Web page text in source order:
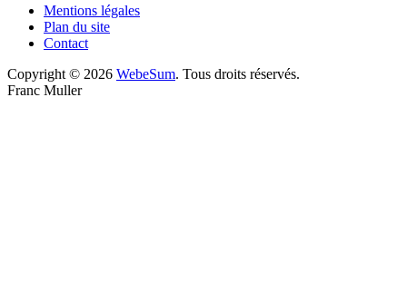
Mentions légales
Plan du site
Contact
Copyright © 2026 WebeSum. Tous droits réservés.
Franc Muller